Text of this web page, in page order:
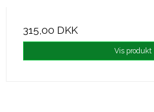
315,00 DKK
Vis produkt